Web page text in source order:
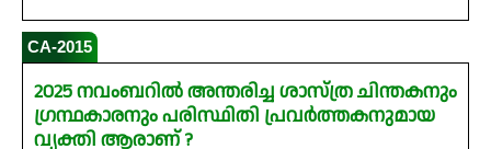
CA-2015
2025 നവംബറിൽ അന്തരിച്ച ശാസ്ത്ര ചിന്തകനും
ഗ്രന്ഥകാരനും പരിസ്ഥിതി പ്രവർത്തകനുമായ
വ്യക്തി ആരാണ് ?